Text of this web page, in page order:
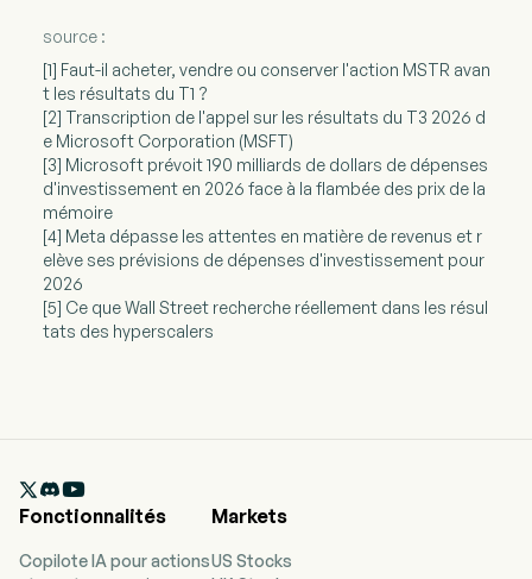
source :
[1] Faut-il acheter, vendre ou conserver l'action MSTR avan
t les résultats du T1 ?
[2] Transcription de l'appel sur les résultats du T3 2026 d
e Microsoft Corporation (MSFT)
[3] Microsoft prévoit 190 milliards de dollars de dépenses
d'investissement en 2026 face à la flambée des prix de la
mémoire
[4] Meta dépasse les attentes en matière de revenus et r
elève ses prévisions de dépenses d'investissement pour
2026
[5] Ce que Wall Street recherche réellement dans les résul
tats des hyperscalers

Fonctionnalités
Copilote IA pour actions
Markets
US Stocks